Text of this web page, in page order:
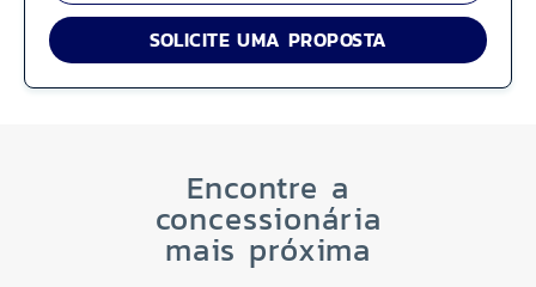
SOLICITE UMA PROPOSTA
Encontre a
concessionária
mais próxima